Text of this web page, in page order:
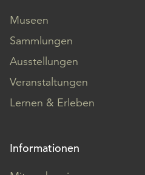
Museen
Sammlungen
Ausstellungen
Veranstaltungen
Lernen & Erleben
Informationen